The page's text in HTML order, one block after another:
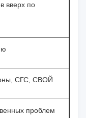
вверх по
СГС, СВОЙ
проблем